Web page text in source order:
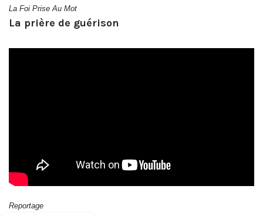
La Foi Prise Au Mot
La prière de guérison
Reportage